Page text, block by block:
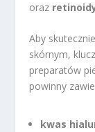
oraz
Aby
skórnym,
preparatów
powinny
kwas